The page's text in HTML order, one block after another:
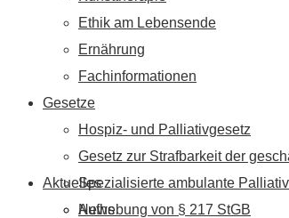
Aktuelles
News
Ethik am Lebensende
Ernährung
Fachinformationen
Gesetze
Hospiz- und Palliativgesetz
Gesetz zur Strafbarkeit der
Spezialisierte ambulante
Aufhebung von § 217 StGB